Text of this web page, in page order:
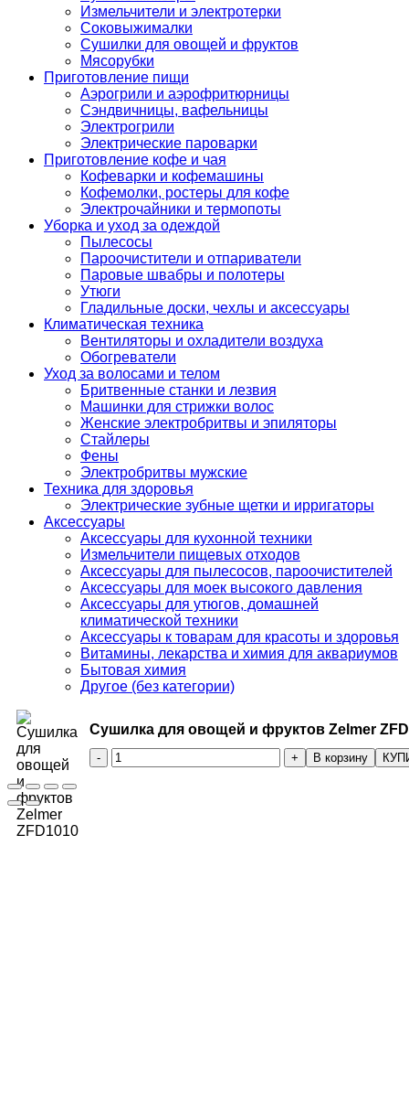
Измельчители и электротерки
Соковыжималки
Сушилки для овощей и фруктов
Мясорубки
Приготовление пищи
Аэрогрили и аэрофритюрницы
Сэндвичницы, вафельницы
Электрогрили
Электрические пароварки
Приготовление кофе и чая
Кофеварки и кофемашины
Кофемолки, ростеры для кофе
Электрочайники и термопоты
Уборка и уход за одеждой
Пылесосы
Пароочистители и отпариватели
Паровые швабры и полотеры
Утюги
Гладильные доски, чехлы и аксессуары
Климатическая техника
Вентиляторы и охладители воздуха
Обогреватели
Уход за волосами и телом
Бритвенные станки и лезвия
Машинки для стрижки волос
Женские электробритвы и эпиляторы
Стайлеры
Фены
Электробритвы мужские
Техника для здоровья
Электрические зубные щетки и ирригаторы
Аксессуары
Аксессуары для кухонной техники
Измельчители пищевых отходов
Аксессуары для пылесосов, пароочистителей
Аксессуары для моек высокого давления
Аксессуары для утюгов, домашней
климатической техники
Аксессуары к товарам для красоты и здоровья
Витамины, лекарства и химия для аквариумов
Бытовая химия
Другое (без категории)
Сушилка для овощей и фруктов Zelmer
Количество
товара
В корзину